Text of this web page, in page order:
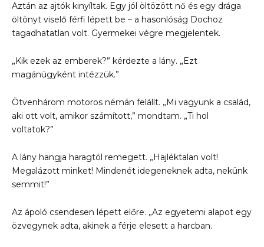
Aztán az ajtók kinyíltak. Egy jól öltözött nő és egy drága
öltönyt viselő férfi lépett be – a hasonlóság Dochoz
tagadhatatlan volt. Gyermekei végre megjelentek.
„Kik ezek az emberek?” kérdezte a lány. „Ezt
magánügyként intézzük.”
Ötvenhárom motoros némán felállt. „Mi vagyunk a család,
aki ott volt, amikor számított,” mondtam. „Ti hol
voltatok?”
A lány hangja haragtól remegett. „Hajléktalan volt!
Megalázott minket! Mindenét idegeneknek adta, nekünk
semmit!”
Az ápoló csendesen lépett előre. „Az egyetemi alapot egy
özvegynek adta, akinek a férje elesett a harcban.